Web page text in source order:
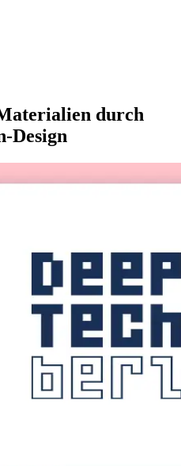
durch
Design